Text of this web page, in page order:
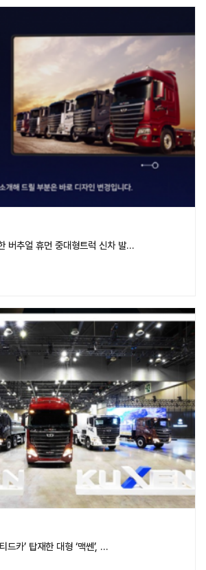
버추얼 휴먼 중대형트럭 신차 발…
드카’ 탑재한 대형 ‘맥쎈’, …